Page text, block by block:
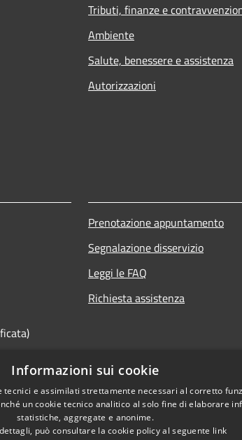
Tributi, finanze e
Ambiente
Salute, benessere e assistenza
Autorizzazioni
Prenotazione appuntamento
Segnalazione disservizio
Leggi le FAQ
Richiesta assistenza
Informazioni sui cookie
tecnici e assimilati strettamente necessari al corretto
un cookie tecnico analitico al solo fine di elaborare
statistiche, aggregate e anonime.
può consultare la cookie policy al seguente link